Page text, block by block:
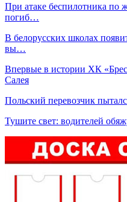
При атаке беспилотника по
погиб…
В белорусских школах
вы…
Впервые в истории ХК
Салея
Польский перевозчик
Тушите свет: водителей